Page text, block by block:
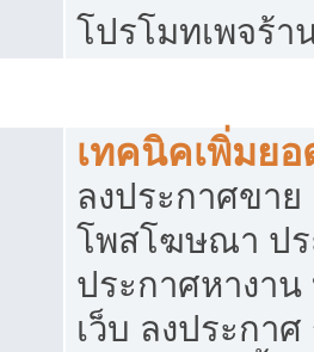
โปรโมทเพจร้า
เทคนิคเพิ่มย
ลงประกาศขา
โพสโฆษณา ป
ประกาศหางา
เว็บ ลงประกา